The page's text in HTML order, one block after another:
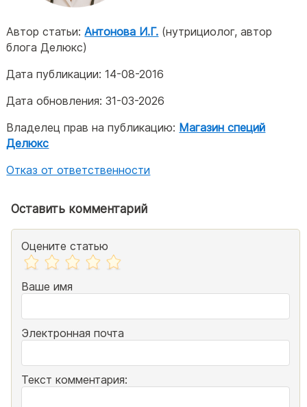
Автор статьи:Антонова И.Г. (нутрициолог, автор
блога Делюкс)
Дата публикации:14-08-2016
Дата обновления:31-03-2026
Владелец прав на публикацию: Магазин специй
Делюкс
Отказ от ответственности
Оставить комментарий
Оцените статью
Ваше имя
Электронная почта
Текст комментария: